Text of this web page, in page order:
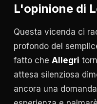
L'opinione di
Questa vicenda ci
profondo del
fatto che Allegri
attesa silenziosa
ancora una